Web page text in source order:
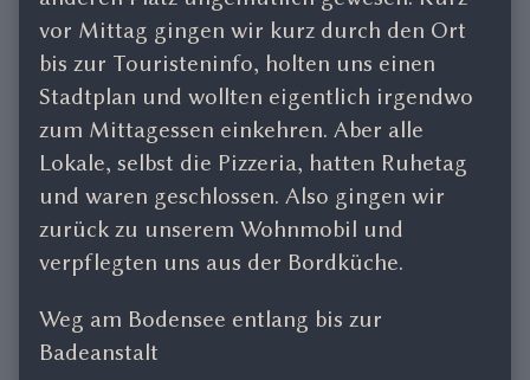
vor Mittag gingen wir kurz durch den Ort
bis zur Touristeninfo, holten uns einen
Stadtplan und wollten eigentlich irgendwo
zum Mittagessen einkehren. Aber alle
Lokale, selbst die Pizzeria, hatten Ruhetag
und waren geschlossen. Also gingen wir
zurück zu unserem Wohnmobil und
verpflegten uns aus der Bordküche.
Weg am Bodensee entlang bis zur
Badeanstalt